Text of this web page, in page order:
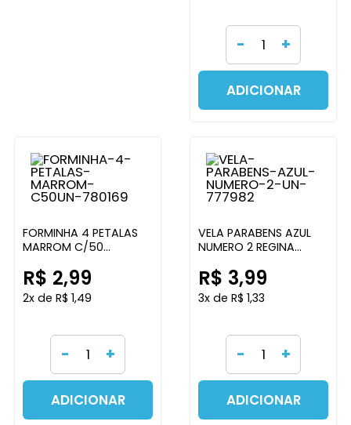
- +
ADICIONAR
FORMINHA 4 PETALAS
MARROM C/50
R$ 2,99
2x de R$ 1,49
- +
ADICIONAR
VELA PARABENS AZUL
NUMERO 2 REGINA
R$ 3,99
3x de R$ 1,33
- +
ADICIONAR